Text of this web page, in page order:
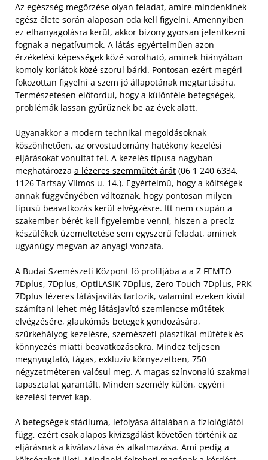
Az egészség megőrzése olyan feladat, amire mindenkinek
egész élete során alaposan oda kell figyelni. Amennyiben
ez elhanyagolásra kerül, akkor bizony gyorsan jelentkezni
fognak a negatívumok. A látás egyértelműen azon
érzékelési képességek közé sorolható, aminek hiányában
komoly korlátok közé szorul bárki. Pontosan ezért megéri
fokozottan figyelni a szem jó állapotának megtartására.
Természetesen előfordul, hogy a különféle betegségek,
problémák lassan gyűrűznek be az évek alatt.
Ugyanakkor a modern technikai megoldásoknak
köszönhetően, az orvostudomány hatékony kezelési
eljárásokat vonultat fel. A kezelés típusa nagyban
meghatározza a lézeres szemműtét árát (06 1 240 6334,
1126 Tartsay Vilmos u. 14.). Egyértelmű, hogy a költségek
annak függvényében változnak, hogy pontosan milyen
típusú beavatkozás kerül elvégzésre. Itt nem csupán a
szakember bérét kell figyelembe venni, hiszen a precíz
készülékek üzemeltetése sem egyszerű feladat, aminek
ugyanúgy megvan az anyagi vonzata.
A Budai Szemészeti Központ fő profiljába a a Z FEMTO
7Dplus, 7Dplus, OptiLASIK 7Dplus, Zero-Touch 7Dplus, PRK
7Dplus lézeres látásjavítás tartozik, valamint ezeken kívül
számítani lehet még látásjavító szemlencse műtétek
elvégzésére, glaukómás betegek gondozására,
szürkehályog kezelésre, szemészeti plasztikai műtétek és
könnyezés miatti beavatkozásokra. Mindez teljesen
megnyugtató, tágas, exkluzív környezetben, 750
négyzetméteren valósul meg. A magas színvonalú szakmai
tapasztalat garantált. Minden személy külön, egyéni
kezelési tervet kap.
A betegségek stádiuma, lefolyása általában a fiziológiától
függ, ezért csak alapos kivizsgálást követően történik az
eljárásnak a kiválasztása és alkalmazása. Ami pedig a